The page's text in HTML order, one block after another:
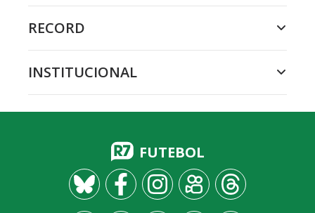
RECORD
INSTITUCIONAL
FUTEBOL